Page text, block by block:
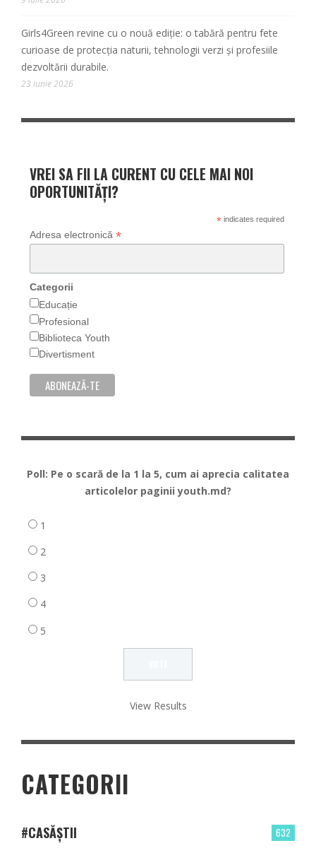
Girls4Green revine cu o nouă ediție: o tabără pentru fete
curioase de protecția naturii, tehnologii verzi și profesiile
dezvoltării durabile.
23 iunie 2026
VREI SA FII LA CURENT CU CELE MAI NOI
OPORTUNITĂȚI?
*indicates required
Adresa electronică *
Categorii
Educație
Profesional
Biblioteca Youth
Divertisment
Poll: Pe o scară de la 1 la 5, cum ai aprecia calitatea
articolelor paginii youth.md?
1
2
3
4
5
View Results
CATEGORII
632
#CASĂȘTII